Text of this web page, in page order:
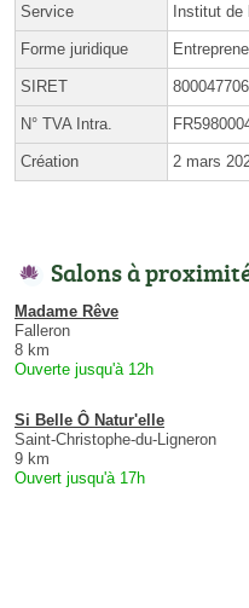
Service Institut de
Forme juridique
SIRET
N° TVA Intra.
Création 2 mars
Salons à
Madame Rêve
Falleron
8 km
Ouverte jusqu'à 12h
Si Belle Ô Natur'elle
Saint-Christophe-du-Ligneron
9 km
Ouvert jusqu'à 17h